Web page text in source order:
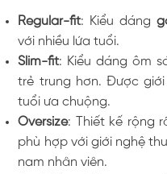
Regular-fit: Kiểu dáng
với nhiều lứa tuổi.
Slim-fit: Kiểu dáng ôm
trẻ trung hơn. Được
tuổi ưa chuộng.
Oversize: Thiết kế rộng
phù hợp với giới nghệ
nam nhân viên.